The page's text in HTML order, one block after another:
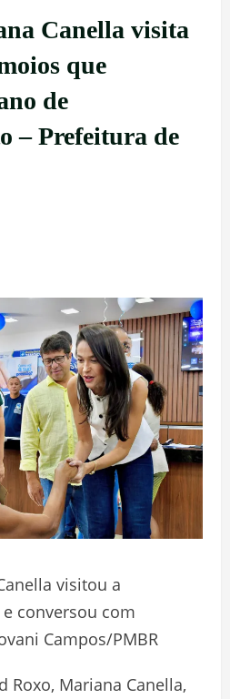
Canella visita
que
de
– Prefeitura de
visitou a
conversou com
Campos/PMBR
Roxo, Mariana Canella,